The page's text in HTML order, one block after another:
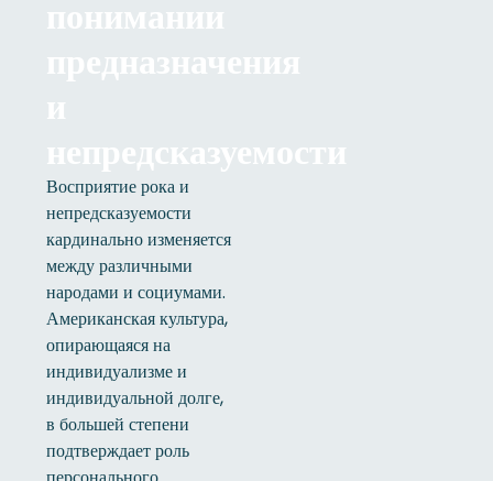
понимании
предназначения
и
непредсказуемости
Восприятие рока и
непредсказуемости
кардинально изменяется
между различными
народами и социумами.
Американская культура,
опирающаяся на
индивидуализме и
индивидуальной долге,
в большей степени
подтверждает роль